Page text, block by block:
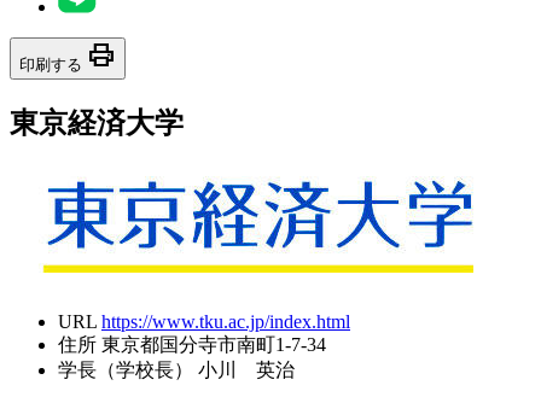
印刷する print
東京経済大学
URL https://www.tku.ac.jp/index.html
住所 東京都国分寺市南町1-7-34
学長（学校長）
小川 英治